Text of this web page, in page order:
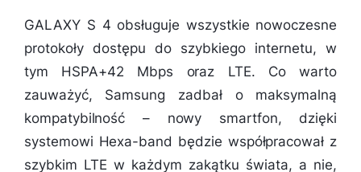
GALAXY S 4 obsługuje wszystkie nowoczesne
protokoły dostępu do szybkiego internetu, w
tym HSPA+42 Mbps oraz LTE. Co warto
zauważyć, Samsung zadbał o maksymalną
kompatybilność – nowy smartfon, dzięki
systemowi Hexa-band będzie współpracował z
szybkim LTE w każdym zakątku świata, a nie,